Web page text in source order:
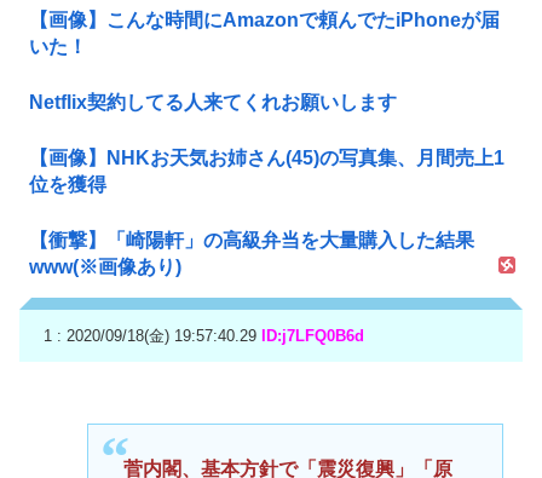
【画像】こんな時間にAmazonで頼んでたiPhoneが届
いた！
Netflix契約してる人来てくれお願いします
【画像】NHKお天気お姉さん(45)の写真集、月間売上1
位を獲得
【衝撃】「崎陽軒」の高級弁当を大量購入した結果
www(※画像あり)
1 : 2020/09/18(金) 19:57:40.29 ID:j7LFQ0B6d
菅内閣、基本方針で「震災復興」「原